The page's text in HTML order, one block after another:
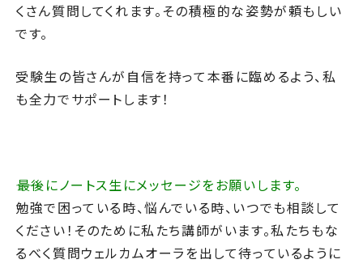
くさん質問してくれます。その積極的な姿勢が頼もしい
です。
受験生の皆さんが自信を持って本番に臨めるよう、私
も全力でサポートします！
――最後にノートス生にメッセージをお願いします。
勉強で困っている時、悩んでいる時、いつでも相談して
ください！そのために私たち講師がいます。私たちもな
るべく質問ウェルカムオーラを出して待っているように